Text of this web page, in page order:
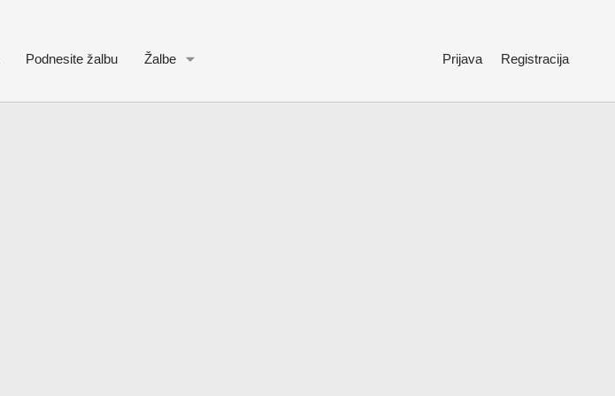
Podnesite žalbu Žalbe Prijava Registracija